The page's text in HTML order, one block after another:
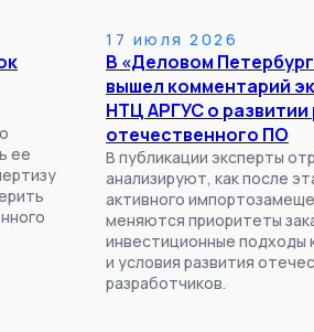
ее
17 июля 2026
В «Деловом
вышел комментарий
НТЦ АРГУС о развитии
отечественного ПО
В публикации эксперты
анализируют, как после
активного
меняются приоритеты
инвестиционные подходы
и условия развития
разработчиков.